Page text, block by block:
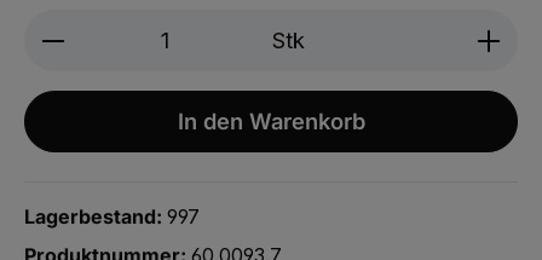
Produkt Anzahl: Gib den
Stk
In den Warenkorb
Lagerbestand: 997
Produktnummer: 60.0093.7